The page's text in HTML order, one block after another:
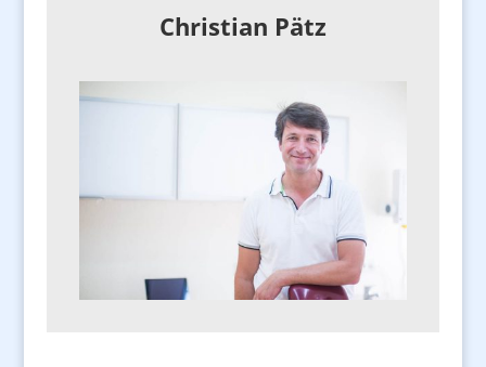
Christian Pätz